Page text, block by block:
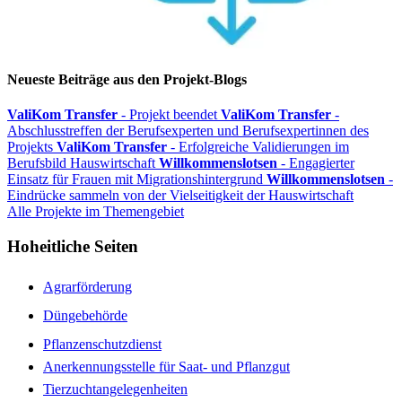
Neueste Beiträge aus den Projekt-Blogs
ValiKom Transfer - Projekt beendet ValiKom Transfer -
Abschlusstreffen der Berufsexperten und Berufsexpertinnen des
Projekts ValiKom Transfer - Erfolgreiche Validierungen im
Berufsbild Hauswirtschaft Willkommenslotsen - Engagierter
Einsatz für Frauen mit Migrationshintergrund Willkommenslotsen -
Eindrücke sammeln von der Vielseitigkeit der Hauswirtschaft
Alle Projekte im Themengebiet
Hoheitliche Seiten
Agrarförderung
Düngebehörde
Pflanzenschutzdienst
Anerkennungsstelle für Saat- und Pflanzgut
Tierzuchtangelegenheiten